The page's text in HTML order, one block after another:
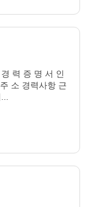
력 증 명 서 인
소 경력사항 근